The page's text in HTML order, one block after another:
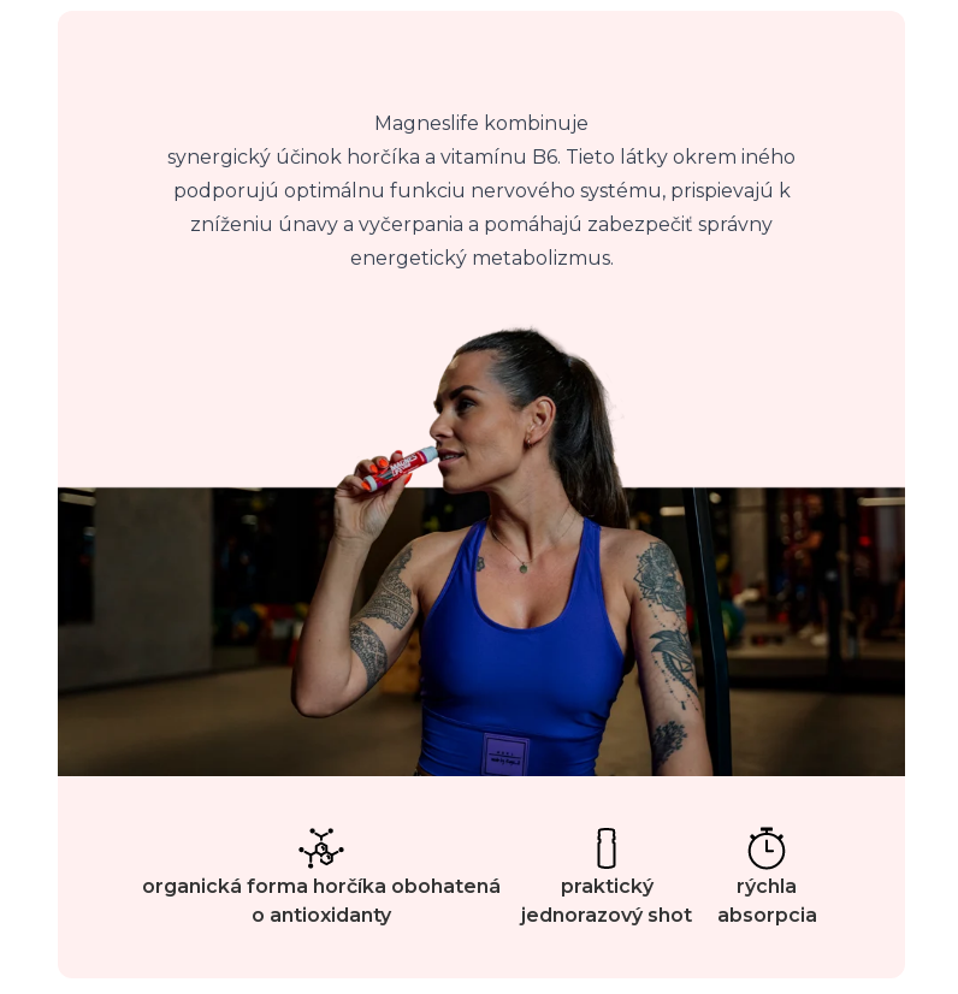
Magneslife kombinuje
synergický účinok horčíka a vitamínu B6. Tieto látky okrem iného
podporujú optimálnu funkciu nervového systému, prispievajú k
zníženiu únavy a vyčerpania a pomáhajú zabezpečiť správny
energetický metabolizmus.
organická forma horčíka obohatená
o antioxidanty
praktický
jednorazový shot
rýchla
absorpcia